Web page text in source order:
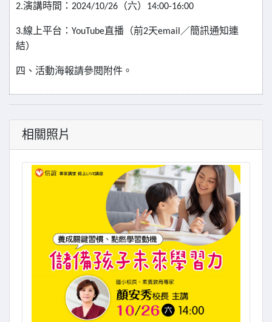
2.演講時間： 2024/10/26 （六） 14:00-16:00
3.線上平台： YouTube直播（前2天email ／簡訊通知連
結）
四、活動海報請參閱附件。
相關照片